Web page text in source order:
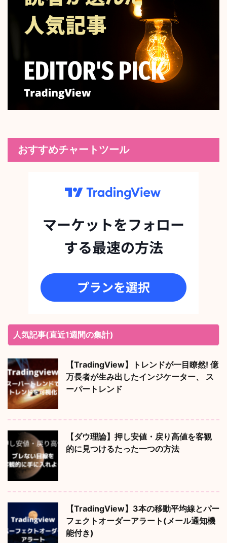
おすすめチャートツール
人気記事(直近1週間の集計)
【TradingView】トレンドが一目瞭然! 億
万長者が生み出したインジケーター、 ス
ーパートレンド
【ダウ理論】押し安値・戻り高値を客観
的に見つけるたった一つの方法
【TradingView】3本の移動平均線とパー
フェクトオーダーアラート(メール通知機
能付き)